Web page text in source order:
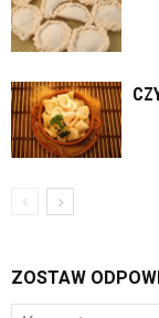
ZOSTAW